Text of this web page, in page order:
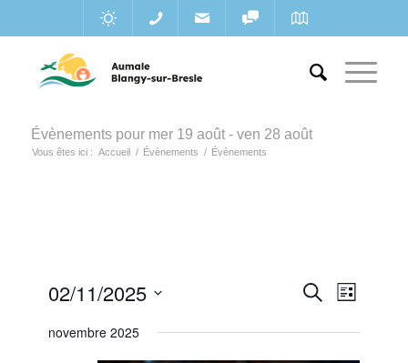
Évènements pour mer 19 août - ven 28 août
Vous êtes ici : Accueil / Évènements / Évènements
Recherche
vues
Liste
02/11/2025
une
novembre 2025